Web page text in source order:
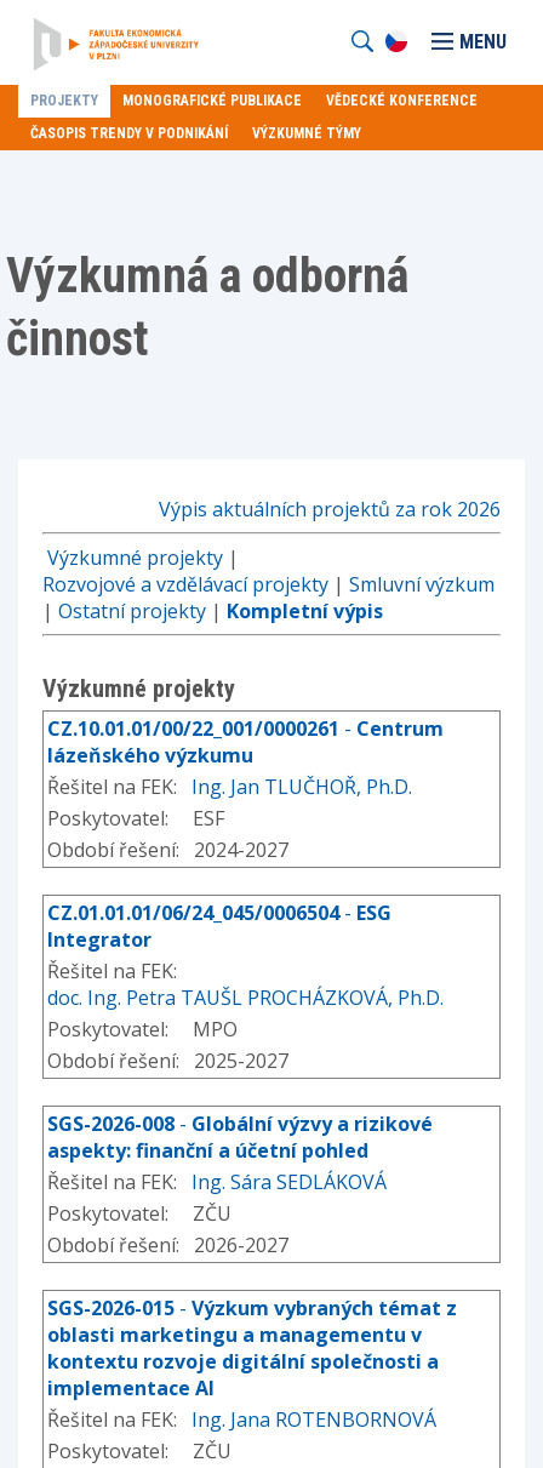
MENU
PROJEKTY MONOGRAFICKÉ PUBLIKACE
VĚDECKÉ KONFERENCE
ČASOPIS TRENDY V PODNIKÁNÍ
VÝZKUMNÉ TÝMY
Výzkumná a odborná
činnost
Výpis aktuálních projektů za rok 2026
Výzkumné projekty |
Rozvojové a vzdělávací projekty | Smluvní výzkum
| Ostatní projekty | Kompletní výpis
Výzkumné projekty
CZ.10.01.01/00/22_001/0000261 - Centrum
lázeňského výzkumu
Řešitel na FEK: Ing. Jan TLUČHOŘ, Ph.D.
Poskytovatel: ESF
Období řešení: 2024-2027
CZ.01.01.01/06/24_045/0006504- ESG
Integrator
Řešitel na FEK:
doc. Ing. Petra TAUŠL PROCHÁZKOVÁ, Ph.D.
Poskytovatel: MPO
Období řešení: 2025-2027
SGS-2026-008 - Globální výzvy a rizikové
aspekty: finanční a účetní pohled
Řešitel na FEK: Ing. Sára SEDLÁKOVÁ
Poskytovatel: ZČU
Období řešení: 2026-2027
SGS-2026-015 - Výzkum vybraných témat z
oblasti marketingu a managementu v
kontextu rozvoje digitální společnosti a
implementace AI
Řešitel na FEK: Ing. Jana ROTENBORNOVÁ
Poskytovatel: ZČU